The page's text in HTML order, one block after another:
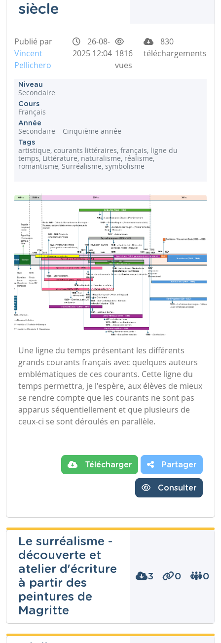
siècle
Publié par
Vincent
Pellichero
26-08-
2025 12:04 1816
vues
830
téléchargements
Niveau
Secondaire
Cours
Français
Année
Secondaire – Cinquième année
Tags
artistique, courants littéraires, français, ligne du
temps, Littérature, naturalisme, réalisme,
romantisme, Surréalisme, symbolisme
Une ligne du temps présentant les différents
grands courants français avec quelques auteurs
emblématiques de ces courants. Cette ligne du
temps permettra, je l'espère, aux élèves de mieux
se rendre compte que les courants ne sont pas
apparus séquentiellement et que plusieurs de
ceux-ci se sont déroulés en parallèle.
Télécharger Partager
Consulter
Le surréalisme -
découverte et
atelier d'écriture
à partir des
peintures de
Magritte
3 0 0